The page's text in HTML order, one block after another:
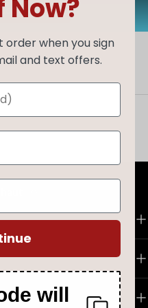
Copier le code
Now?
order when you sign
and text offers.
will